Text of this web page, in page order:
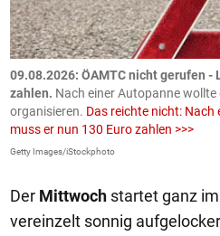
09.08.2026: ÖAMTC nicht gerufen -
zahlen. Nach einer Autopanne wollte
organisieren. Das reichte nicht: Nach
muss er nun 130 Euro zahlen >>>
Getty Images/iStockphoto
Der Mittwoch startet ganz
vereinzelt sonnig